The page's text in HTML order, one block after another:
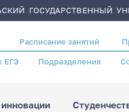
ГОСУДАРСТВЕННЫЙ
Расписание занятий
ЕГЭ Подразделения